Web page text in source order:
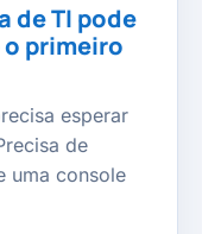
de TI pode
o primeiro
esperar
de
uma console